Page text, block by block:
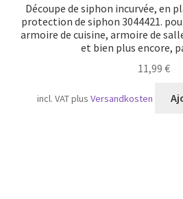
Découpe de siphon incurvée, en
protection de siphon 3044421.
armoire de cuisine, armoire de
et bien plus encore,
11,99 €
incl. VATplusVersandkosten